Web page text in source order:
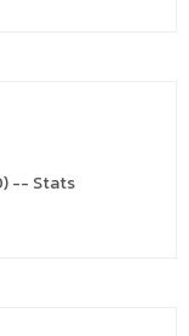
-- Stats